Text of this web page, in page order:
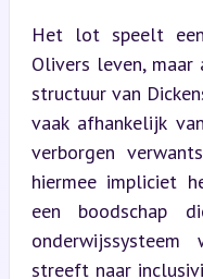
Het lot speelt
Olivers leven,
structuur van
vaak afhankelijk
verborgen
hiermee impliciet
een boodschap
streeft naar